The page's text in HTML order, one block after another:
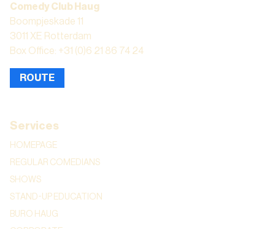
Comedy Club Haug
Boompjeskade 11
3011 XE Rotterdam
Box Office: +31 (0)6 21 86 74 24
ROUTE
Services
HOMEPAGE
REGULAR COMEDIANS
SHOWS
STAND-UP EDUCATION
BURO HAUG